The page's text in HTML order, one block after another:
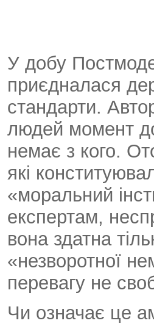
У добу
приєдналася
стандарти.
людей момент
немає з кого.
які
«моральний
експертам,
вона здатна
«незворотної
перевагу не
Чи означає це